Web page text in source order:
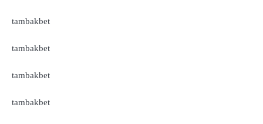
tambakbet
tambakbet
tambakbet
tambakbet